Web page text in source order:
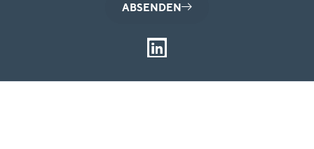
ABSENDEN
L
i
n